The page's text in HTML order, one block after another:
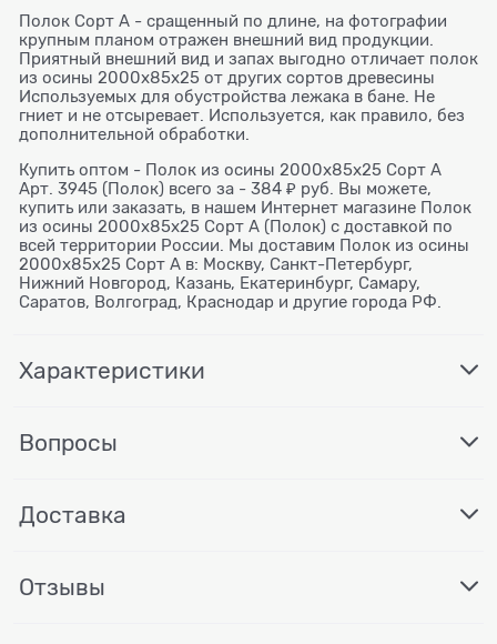
Полок Сорт А - сращенный по длине, на фотографии
крупным планом отражен внешний вид продукции.
Приятный внешний вид и запах выгодно отличает полок
из осины 2000x85x25 от других сортов древесины
Используемых для обустройства лежака в бане. Не
гниет и не отсыревает. Используется, как правило, без
дополнительной обработки.
Купить оптом - Полок из осины 2000x85x25 Сорт А
Арт. 3945 (Полок) всего за - 384 ₽ руб. Вы можете,
купить или заказать, в нашем Интернет магазине Полок
из осины 2000x85x25 Сорт А (Полок) с доставкой по
всей территории России. Мы доставим Полок из осины
2000x85x25 Сорт А в: Москву, Санкт-Петербург,
Нижний Новгород, Казань, Екатеринбург, Самару,
Саратов, Волгоград, Краснодар и другие города РФ.
Характеристики
Вопросы
Доставка
Отзывы